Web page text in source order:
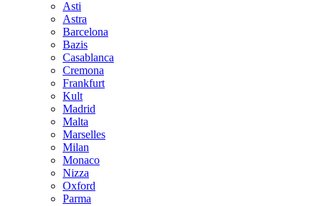
Asti
Astra
Barcelona
Bazis
Casablanca
Cremona
Frankfurt
Kult
Madrid
Malta
Marselles
Milan
Monaco
Nizza
Oxford
Parma